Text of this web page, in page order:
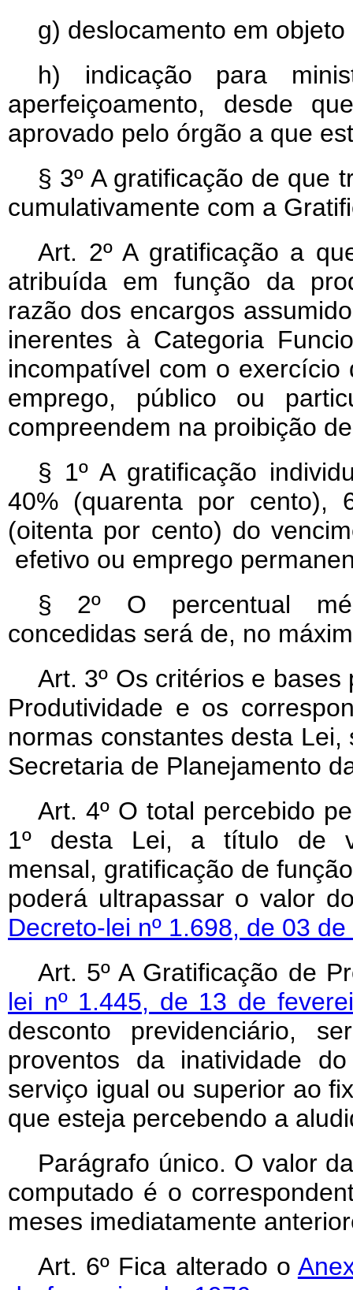
g) deslocamento em
h) indicação para
aperfeiçoamento, desde
aprovado pelo órgão a que
§ 3º A gratificação de que
cumulativamente com a
Art. 2º A gratificação a
atribuída em função da
razão dos encargos
inerentes à Categoria
incompatível com o
emprego, público ou
compreendem na proibição
§ 1º A gratificação
40% (quarenta por cento),
(oitenta por cento) do
efetivo ou emprego
§ 2º O percentual
concedidas será de, no
Art. 3º Os critérios e
Produtividade e os
normas constantes desta
Secretaria de Planejamento
Art. 4º O total percebido
1º desta Lei, a título de
mensal, gratificação de
poderá ultrapassar o valor
Decreto-lei nº 1.698, de 03
Art. 5º A Gratificação de
lei nº 1.445, de 13 de
desconto previdenciário,
proventos da inatividade
serviço igual ou superior ao
que esteja percebendo a
Parágrafo único. O valor
computado é o
meses imediatamente
Art. 6º Fica alterado o